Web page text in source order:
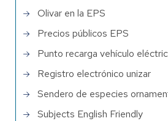
Olivar en la EPS
Precios públicos EPS
Punto recarga vehículo
Registro electrónico unizar
Sendero de especies
Subjects English Friendly